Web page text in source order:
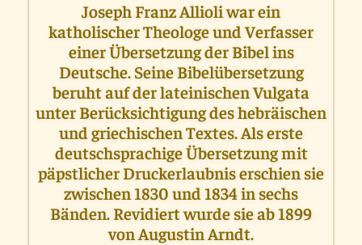
Joseph Franz Allioli war ein
katholischer Theologe und Verfasser
einer Übersetzung der Bibel ins
Deutsche. Seine Bibelübersetzung
beruht auf der lateinischen Vulgata
unter Berücksichtigung des hebräischen
und griechischen Textes. Als erste
deutschsprachige Übersetzung mit
päpstlicher Druckerlaubnis erschien sie
zwischen 1830 und 1834 in sechs
Bänden. Revidiert wurde sie ab 1899
von Augustin Arndt.